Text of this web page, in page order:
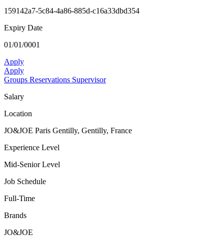
159142a7-5c84-4a86-885d-c16a33dbd354
Expiry Date
01/01/0001
Apply
Apply
Groups Reservations Supervisor
Salary
Location
JO&JOE Paris Gentilly, Gentilly, France
Experience Level
Mid-Senior Level
Job Schedule
Full-Time
Brands
JO&JOE